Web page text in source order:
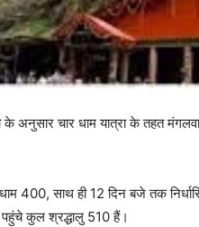
के अनुसार चार धाम यात्रा के तहत
400, साथ ही 12 दिन बजे तक
पहुंचे कुल श्रद्धालु 510 हैं।